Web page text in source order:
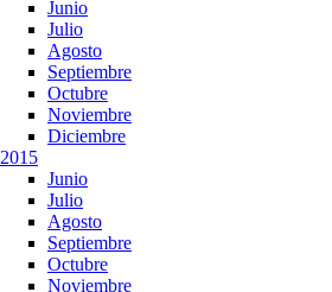
Junio
Julio
Agosto
Septiembre
Octubre
Noviembre
Diciembre
2015
Junio
Julio
Agosto
Septiembre
Octubre
Noviembre